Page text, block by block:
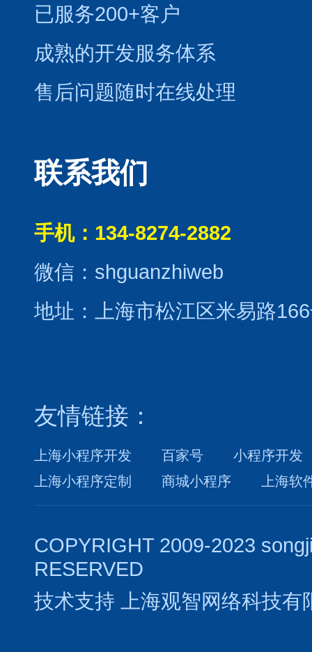
已服务200+客户
成熟的开发服务体系
售后问题随时在线处理
联系我们
手机：134-8274-2882
微信：shguanzhiweb
地址：上海市松江区米易路
友情链接：
上海小程序开发 百家号
小程序开发
上海小程序定制
商城小程序 上海软
COPYRIGHT 2009-2023
RESERVED
技术支持
上海观智网络科技有